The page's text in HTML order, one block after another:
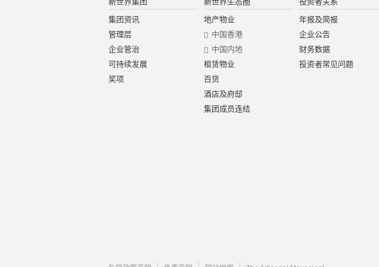
集团资讯
管理层
企业管治
可持续发展
奖项
地产物业
中国香港
中国内地
租赁物业
百货
酒店及府邸
集团成员连结
年报及简报
企业公告
财务数据
投资者常见问题